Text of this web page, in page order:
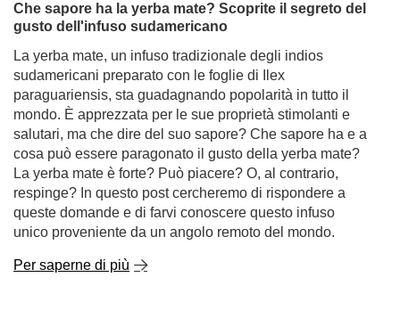
Che sapore ha la yerba mate? Scoprite il segreto del
gusto dell'infuso sudamericano
La yerba mate, un infuso tradizionale degli indios
sudamericani preparato con le foglie di Ilex
paraguariensis, sta guadagnando popolarità in tutto il
mondo. È apprezzata per le sue proprietà stimolanti e
salutari, ma che dire del suo sapore? Che sapore ha e a
cosa può essere paragonato il gusto della yerba mate?
La yerba mate è forte? Può piacere? O, al contrario,
respinge? In questo post cercheremo di rispondere a
queste domande e di farvi conoscere questo infuso
unico proveniente da un angolo remoto del mondo.
Per saperne di più